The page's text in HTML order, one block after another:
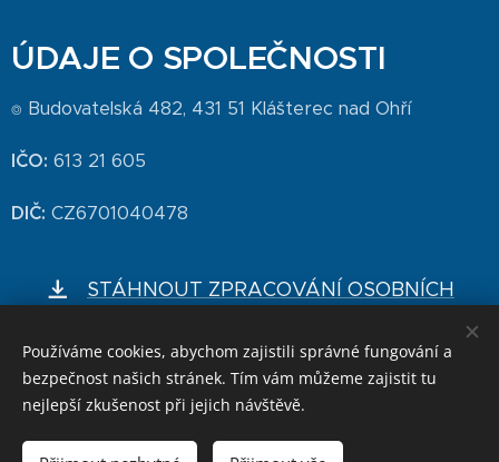
ÚDAJE O SPOLEČNOSTI
⌾ Budovatelská 482, 431 51 Klášterec nad Ohří
IČO: 613 21 605
DIČ: CZ6701040478
STÁHNOUT ZPRACOVÁNÍ OSOBNÍCH
STÁHNOUT CENÍK
Používáme cookies, abychom zajistili správné fungování a
bezpečnost našich stránek. Tím vám můžeme zajistit tu
nejlepší zkušenost při jejich návštěvě.